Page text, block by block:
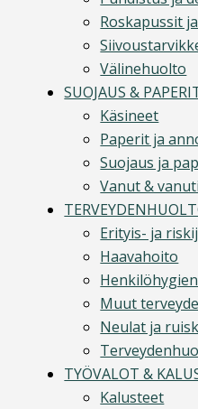
Roskapussit
Välinehuolto
SUOJAUS &
Käsineet
Paperit ja
Suojaus ja
Vanut &
Erityis- ja
Haavahoito
Muut
Neulat ja
TYÖVALOT &
Kalusteet